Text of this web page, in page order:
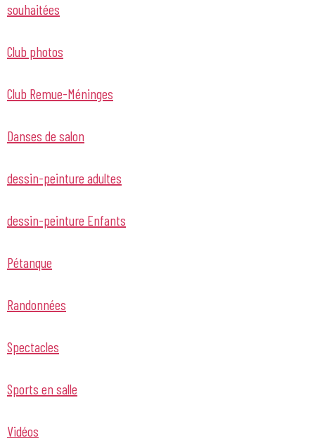
souhaitées
Club photos
Club Remue-Méninges
Danses de salon
dessin-peinture adultes
dessin-peinture Enfants
Pétanque
Randonnées
Spectacles
Sports en salle
Vidéos